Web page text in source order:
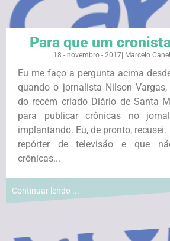
Para que um
18 - novembro - 2017 Marcelo
Eu me faço a pergunta acima
quando o jornalista Nilson Vargas,
do recém criado Diário de Santa
para publicar crônicas no
implantando. Eu, de pronto, recusei.
repórter de televisão e que
crônicas...
Continuar lendo ...